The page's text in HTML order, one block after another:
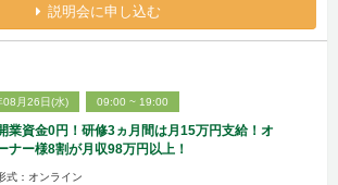
説明会に申し込む
08月26日(水) 09:00 ~ 19:00
業資金0円！研修3ヵ月間は月15万円支給！オ
ナー様8割が月収98万円以上！
式：オンライン